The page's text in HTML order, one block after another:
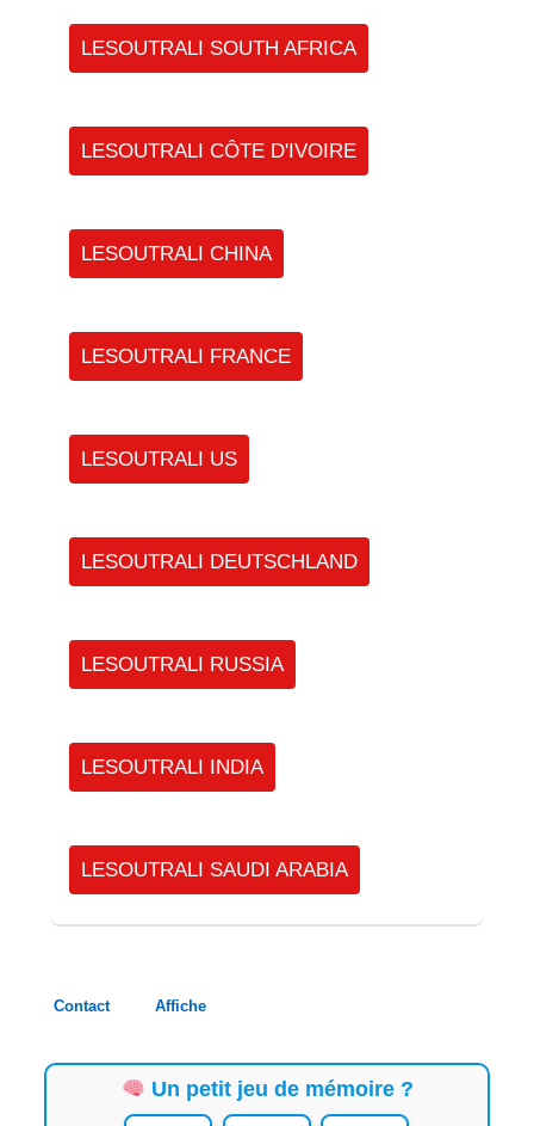
LESOUTRALI SOUTH AFRICA
LESOUTRALI CÔTE D'IVOIRE
LESOUTRALI CHINA
LESOUTRALI FRANCE
LESOUTRALI US
LESOUTRALI DEUTSCHLAND
LESOUTRALI RUSSIA
LESOUTRALI INDIA
LESOUTRALI SAUDI ARABIA
Contact Affiche
Un petit jeu de mémoire ?